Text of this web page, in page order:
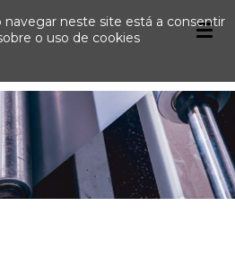
navegar neste site está a consentir
o uso de cookies